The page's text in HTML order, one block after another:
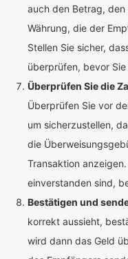
auch den Betrag,
Währung, die der
Stellen Sie sicher,
überprüfen, bevor
Überprüfen Sie die
Überprüfen Sie vor
um sicherzustellen,
die
Transaktion
einverstanden sind,
Bestätigen und
korrekt aussieht,
wird dann das Geld